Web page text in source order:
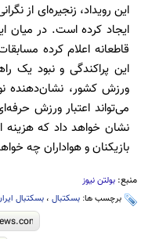
این رویداد، زنجیره‌ای از
ایجاد کرده است. در میان
قاطعانه اعلام کرده
این پراکندگی و نبود یک
ورزش کشور، نشان‌دهنده
می‌تواند اعتبار ورزش
نشان خواهد داد که هزینه
بازیکنان و هواداران چه
منبع: بولتن نیوز
برچسب ها: بسکتبال ، بسکتبال